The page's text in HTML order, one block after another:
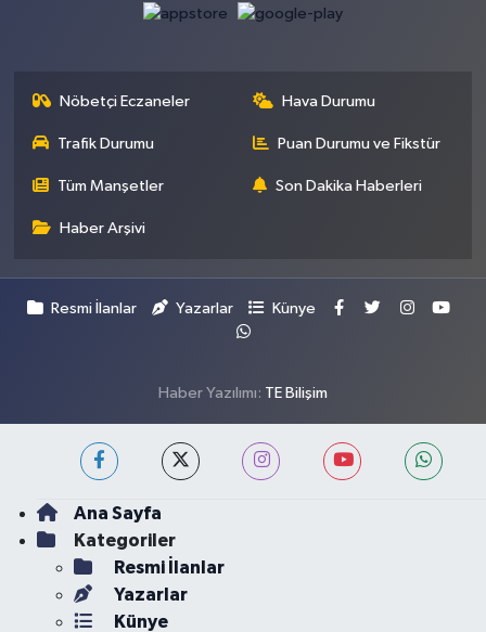
Nöbetçi Eczaneler Hava Durumu
Trafik Durumu Puan Durumu ve Fikstür
Tüm Manşetler Son Dakika Haberleri
Haber Arşivi
Resmi İlanlar Yazarlar Künye
Haber Yazılımı: TE Bilişim
Ana Sayfa
Kategoriler
Resmi İlanlar
Yazarlar
Künye